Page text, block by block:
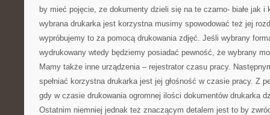
by mieć pojęcie, ze dokumenty dzieli się na te czarno- białe jak i
wybrana drukarka jest korzystna musimy spowodować też jej
wypróbujemy to za pomocą drukowania zdjęć. Jeśli wybrany
wydrukowany wtedy będziemy posiadać pewność, że wybrany
Mamy także inne urządzenia – rejestrator czasu pracy.
spełniać korzystna drukarka jest jej głośność w czasie pracy. Z
gdy w czasie drukowania ogromnej ilości dokumentów drukarka
Ostatnim niemniej jednak też znaczącym detalem jest to by